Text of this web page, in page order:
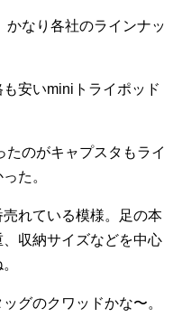
かなり各社のラインナッ
安いminiトライポッド
たのがキャプスタもライ
た。
れている模様。足の本
収納サイズなどを中心
グのクワッドかな〜。